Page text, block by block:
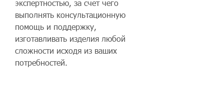
экспертностью, за счет чего
выполнять консультационную
помощь и поддержку,
изготавливать изделия любой
сложности исходя из ваших
потребностей.